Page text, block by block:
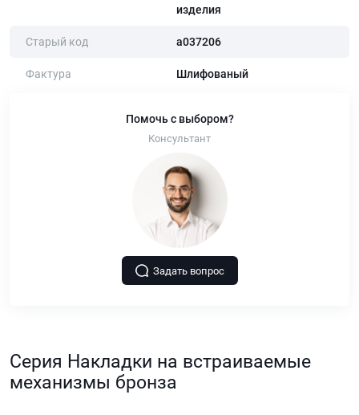
изделия
Старый код a037206
Фактура Шлифованый
Помочь с выбором?
Консультант
Задать вопрос
Серия Накладки на встраиваемые
механизмы бронза